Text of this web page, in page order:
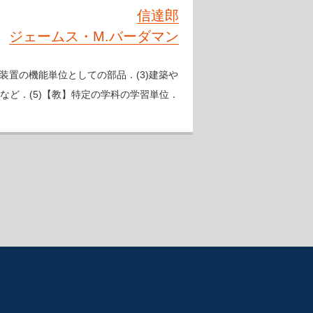
信達郎
ジェームス・M.バーダマン
置の機能単位としての部品．(3)建築や
ど．(5)【教】特定の学科の学習単位．